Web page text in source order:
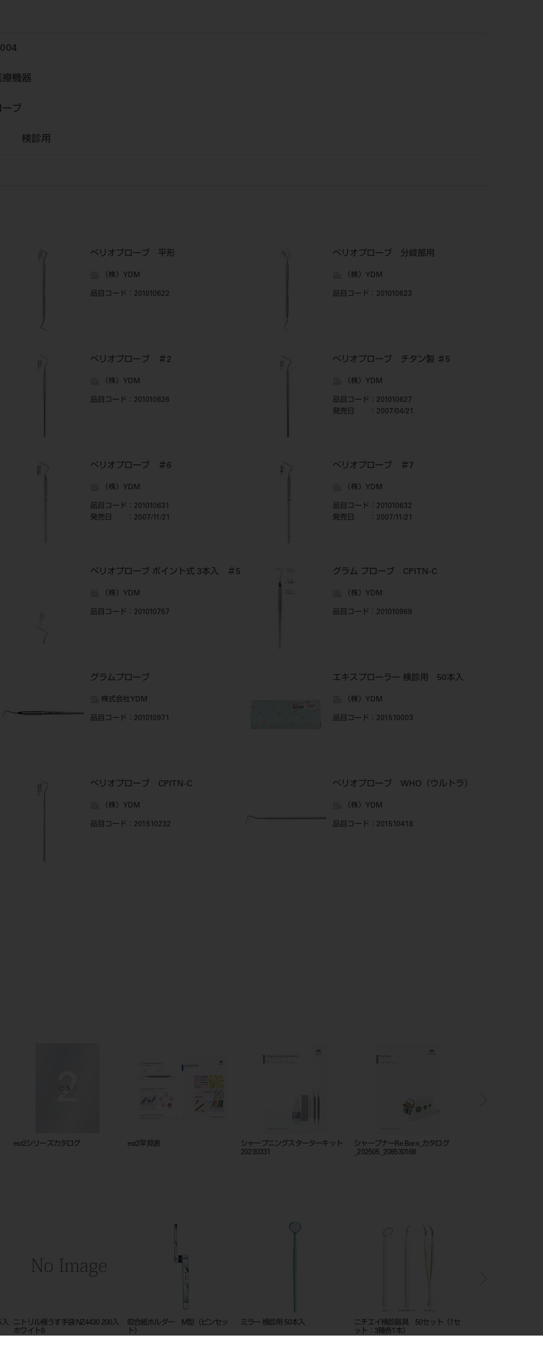
機器
ブ
検診用
ぺリオプローブ 平形
（株）YDM
品目コード ：201010622
ぺリオプローブ 分岐部用
（株）YDM
品目コード ：201010623
ぺリオプローブ ＃2
（株）YDM
品目コード ：201010626
ぺリオプローブ チタン製 ♯5
（株）YDM
品目コード ：201010627
発売日
：2007/04/21
ぺリオプローブ ＃6
（株）YDM
品目コード ：201010631
発売日
：2007/11/21
ぺリオプローブ ＃7
（株）YDM
品目コード ：201010632
発売日
：2007/11/21
ペリオプローブ ポイント式 3本入 ＃5
（株）YDM
品目コード ：201010757
グラム プローブ CPITN-C
（株）YDM
品目コード ：201010969
グラムプローブ
株式会社YDM
品目コード ：201010971
エキスプローラー 検診用 50本入
（株）YDM
品目コード ：201510003
ぺリオプローブ CPITN-C
（株）YDM
品目コード ：201510232
ぺリオプローブ WHO（ウルトラ）
（株）YDM
品目コード ：201510418
est2シリーズカタログ est2早見表
シャープニングスターターキット
20230331
シャープナーRe Born_カタログ
_202505_208530168
ニトリル極うす手袋 NZ4430 200入
ホワイトS
咬合紙ホルダー M型（ピンセッ
ト）
ミラー 検診用 50本入
ニチエイ検診器具 50セット（1セ
ット：3種各1本）